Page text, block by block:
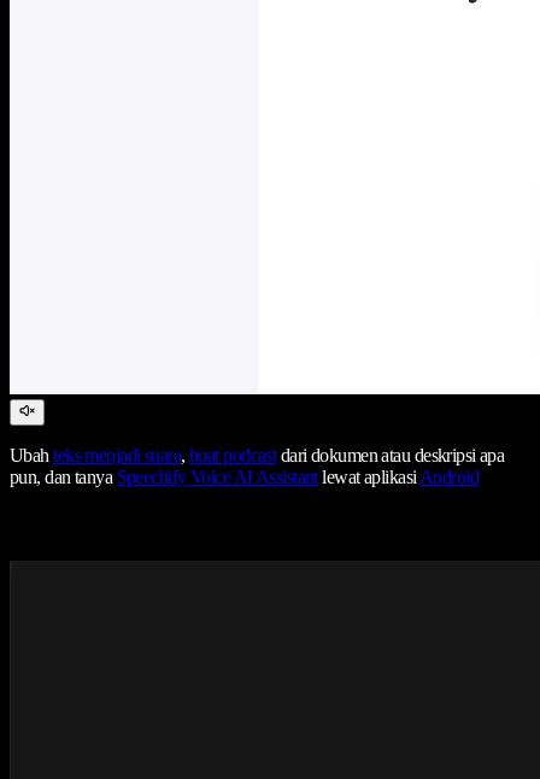
Ubahteks menjadi suara,buat podcastdari dokumen atau deskripsi apa
pun, dan tanya Speechify Voice AI Assistantlewat aplikasiAndroid